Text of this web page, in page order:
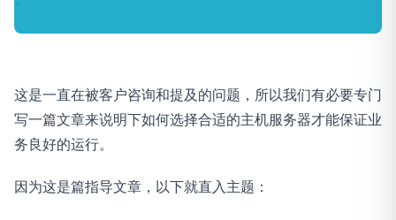
这是一直在被客户咨询和提及的问题，所以我们有必要专门
写一篇文章来说明下如何选择合适的主机服务器才能保证业
务良好的运行。
因为这是篇指导文章，以下就直入主题：